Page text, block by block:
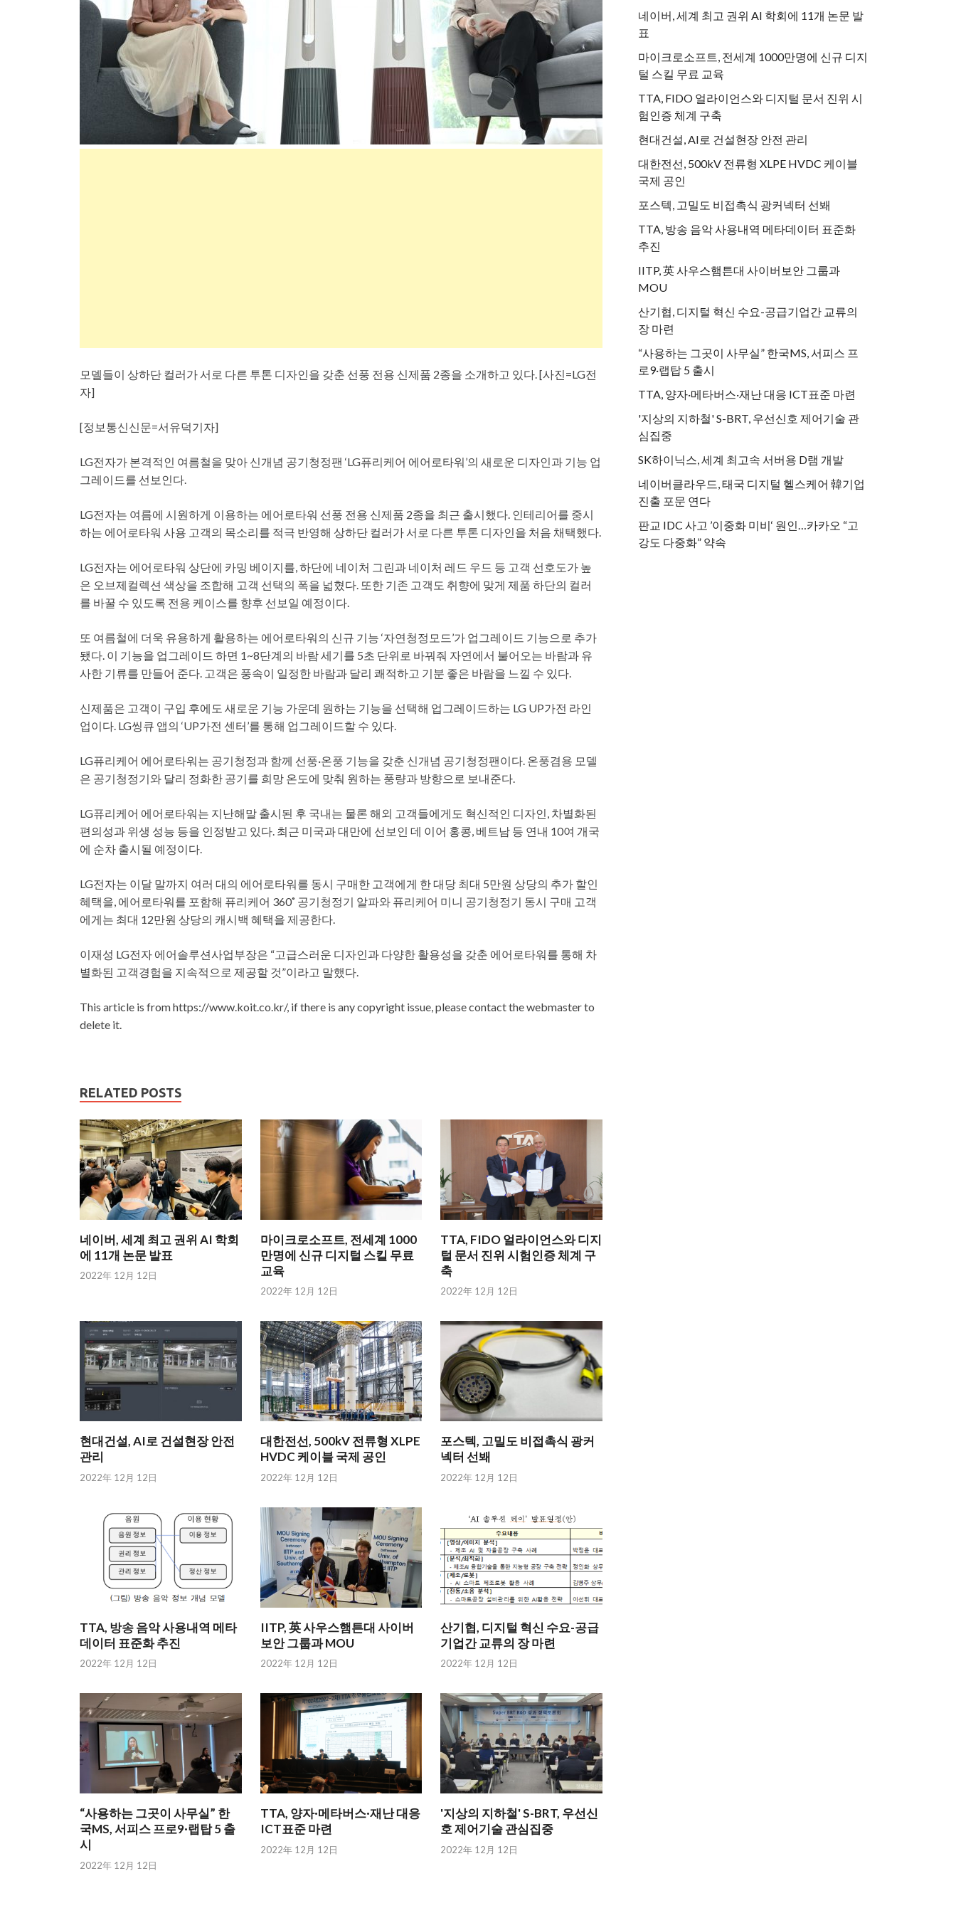
모델들이 상하단 컬러가 서로 다른 투톤 디자인을 갖춘 선풍 전용 신제품 2종을 소개하고 있다. [사진=LG전
자]
[정보통신신문=서유덕기자]
LG전자가 본격적인 여름철을 맞아 신개념 공기청정팬 ‘LG퓨리케어 에어로타워’의 새로운 디자인과 기능 업
그레이드를 선보인다.
LG전자는 여름에 시원하게 이용하는 에어로타워 선풍 전용 신제품 2종을 최근 출시했다. 인테리어를 중시
하는 에어로타워 사용 고객의 목소리를 적극 반영해 상하단 컬러가 서로 다른 투톤 디자인을 처음 채택했다.
LG전자는 에어로타워 상단에 카밍 베이지를, 하단에 네이처 그린과 네이처 레드 우드 등 고객 선호도가 높
은 오브제컬렉션 색상을 조합해 고객 선택의 폭을 넓혔다. 또한 기존 고객도 취향에 맞게 제품 하단의 컬러
를 바꿀 수 있도록 전용 케이스를 향후 선보일 예정이다.
또 여름철에 더욱 유용하게 활용하는 에어로타워의 신규 기능 ‘자연청정모드’가 업그레이드 기능으로 추가
됐다. 이 기능을 업그레이드 하면 1~8단계의 바람 세기를 5초 단위로 바꿔줘 자연에서 불어오는 바람과 유
사한 기류를 만들어 준다. 고객은 풍속이 일정한 바람과 달리 쾌적하고 기분 좋은 바람을 느낄 수 있다.
신제품은 고객이 구입 후에도 새로운 기능 가운데 원하는 기능을 선택해 업그레이드하는 LG UP가전 라인
업이다. LG씽큐 앱의 ‘UP가전 센터’를 통해 업그레이드할 수 있다.
LG퓨리케어 에어로타워는 공기청정과 함께 선풍·온풍 기능을 갖춘 신개념 공기청정팬이다. 온풍겸용 모델
은 공기청정기와 달리 정화한 공기를 희망 온도에 맞춰 원하는 풍량과 방향으로 보내준다.
LG퓨리케어 에어로타워는 지난해말 출시된 후 국내는 물론 해외 고객들에게도 혁신적인 디자인, 차별화된
편의성과 위생 성능 등을 인정받고 있다. 최근 미국과 대만에 선보인 데 이어 홍콩, 베트남 등 연내 10여 개국
에 순차 출시될 예정이다.
LG전자는 이달 말까지 여러 대의 에어로타워를 동시 구매한 고객에게 한 대당 최대 5만원 상당의 추가 할인
혜택을, 에어로타워를 포함해 퓨리케어 360˚ 공기청정기 알파와 퓨리케어 미니 공기청정기 동시 구매 고객
에게는 최대 12만원 상당의 캐시백 혜택을 제공한다.
이재성 LG전자 에어솔루션사업부장은 “고급스러운 디자인과 다양한 활용성을 갖춘 에어로타워를 통해 차
별화된 고객경험을 지속적으로 제공할 것”이라고 말했다.
This article is from https://www.koit.co.kr/, if there is any copyright issue, please contact the webmaster to
delete it.
RELATED POSTS
네이버, 세계 최고 권위 AI 학회
에 11개 논문 발표
2022年 12月 12日
마이크로소프트, 전세계 1000
만명에 신규 디지털 스킬 무료
교육
2022年 12月 12日
TTA, FIDO 얼라이언스와 디지
털 문서 진위 시험인증 체계 구
축
2022年 12月 12日
현대건설, AI로 건설현장 안전
관리
2022年 12月 12日
대한전선, 500kV 전류형 XLPE
HVDC 케이블 국제 공인
2022年 12月 12日
포스텍, 고밀도 비접촉식 광커
넥터 선봬
2022年 12月 12日
TTA, 방송 음악 사용내역 메타
데이터 표준화 추진
2022年 12月 12日
IITP, 英 사우스햄튼대 사이버
보안 그룹과 MOU
2022年 12月 12日
산기협, 디지털 혁신 수요-공급
기업간 교류의 장 마련
2022年 12月 12日
“사용하는 그곳이 사무실” 한
국MS, 서피스 프로9·랩탑 5 출
시
2022年 12月 12日
TTA, 양자·메타버스·재난 대응
ICT표준 마련
2022年 12月 12日
'지상의 지하철' S-BRT, 우선신
호 제어기술 관심집중
2022年 12月 12日
네이버, 세계 최고 권위 AI 학회에 11개 논문 발
표
마이크로소프트, 전세계 1000만명에 신규 디지
털 스킬 무료 교육
TTA, FIDO 얼라이언스와 디지털 문서 진위 시
험인증 체계 구축
현대건설, AI로 건설현장 안전 관리
대한전선, 500kV 전류형 XLPE HVDC 케이블
국제 공인
포스텍, 고밀도 비접촉식 광커넥터 선봬
TTA, 방송 음악 사용내역 메타데이터 표준화
추진
IITP, 英 사우스햄튼대 사이버보안 그룹과
MOU
산기협, 디지털 혁신 수요-공급기업간 교류의
장 마련
“사용하는 그곳이 사무실” 한국MS, 서피스 프
로9·랩탑 5 출시
TTA, 양자·메타버스·재난 대응 ICT표준 마련
'지상의 지하철' S-BRT, 우선신호 제어기술 관
심집중
SK하이닉스, 세계 최고속 서버용 D램 개발
네이버클라우드, 태국 디지털 헬스케어 韓기업
진출 포문 연다
판교 IDC 사고 ’이중화 미비‘ 원인…카카오 “고
강도 다중화” 약속